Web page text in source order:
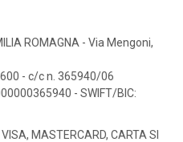
ROMAGNA - Via Mengoni,
- c/c n. 365940/06
- SWIFT/BIC:
MASTERCARD, CARTA SI